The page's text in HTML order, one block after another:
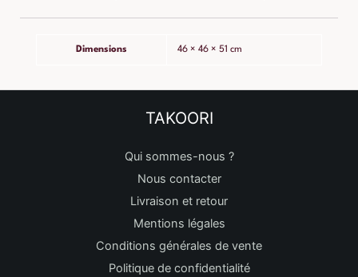
Dimensions 46 × 46 × 51 cm
TAKOORI
Qui sommes-nous ?
Nous contacter
Livraison et retour
Mentions légales
Conditions générales de vente
Politique de confidentialité